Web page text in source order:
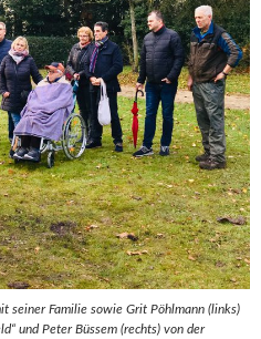
seiner Familie sowie Grit Pöhlmann (links)
und Peter Büssem (rechts) von der